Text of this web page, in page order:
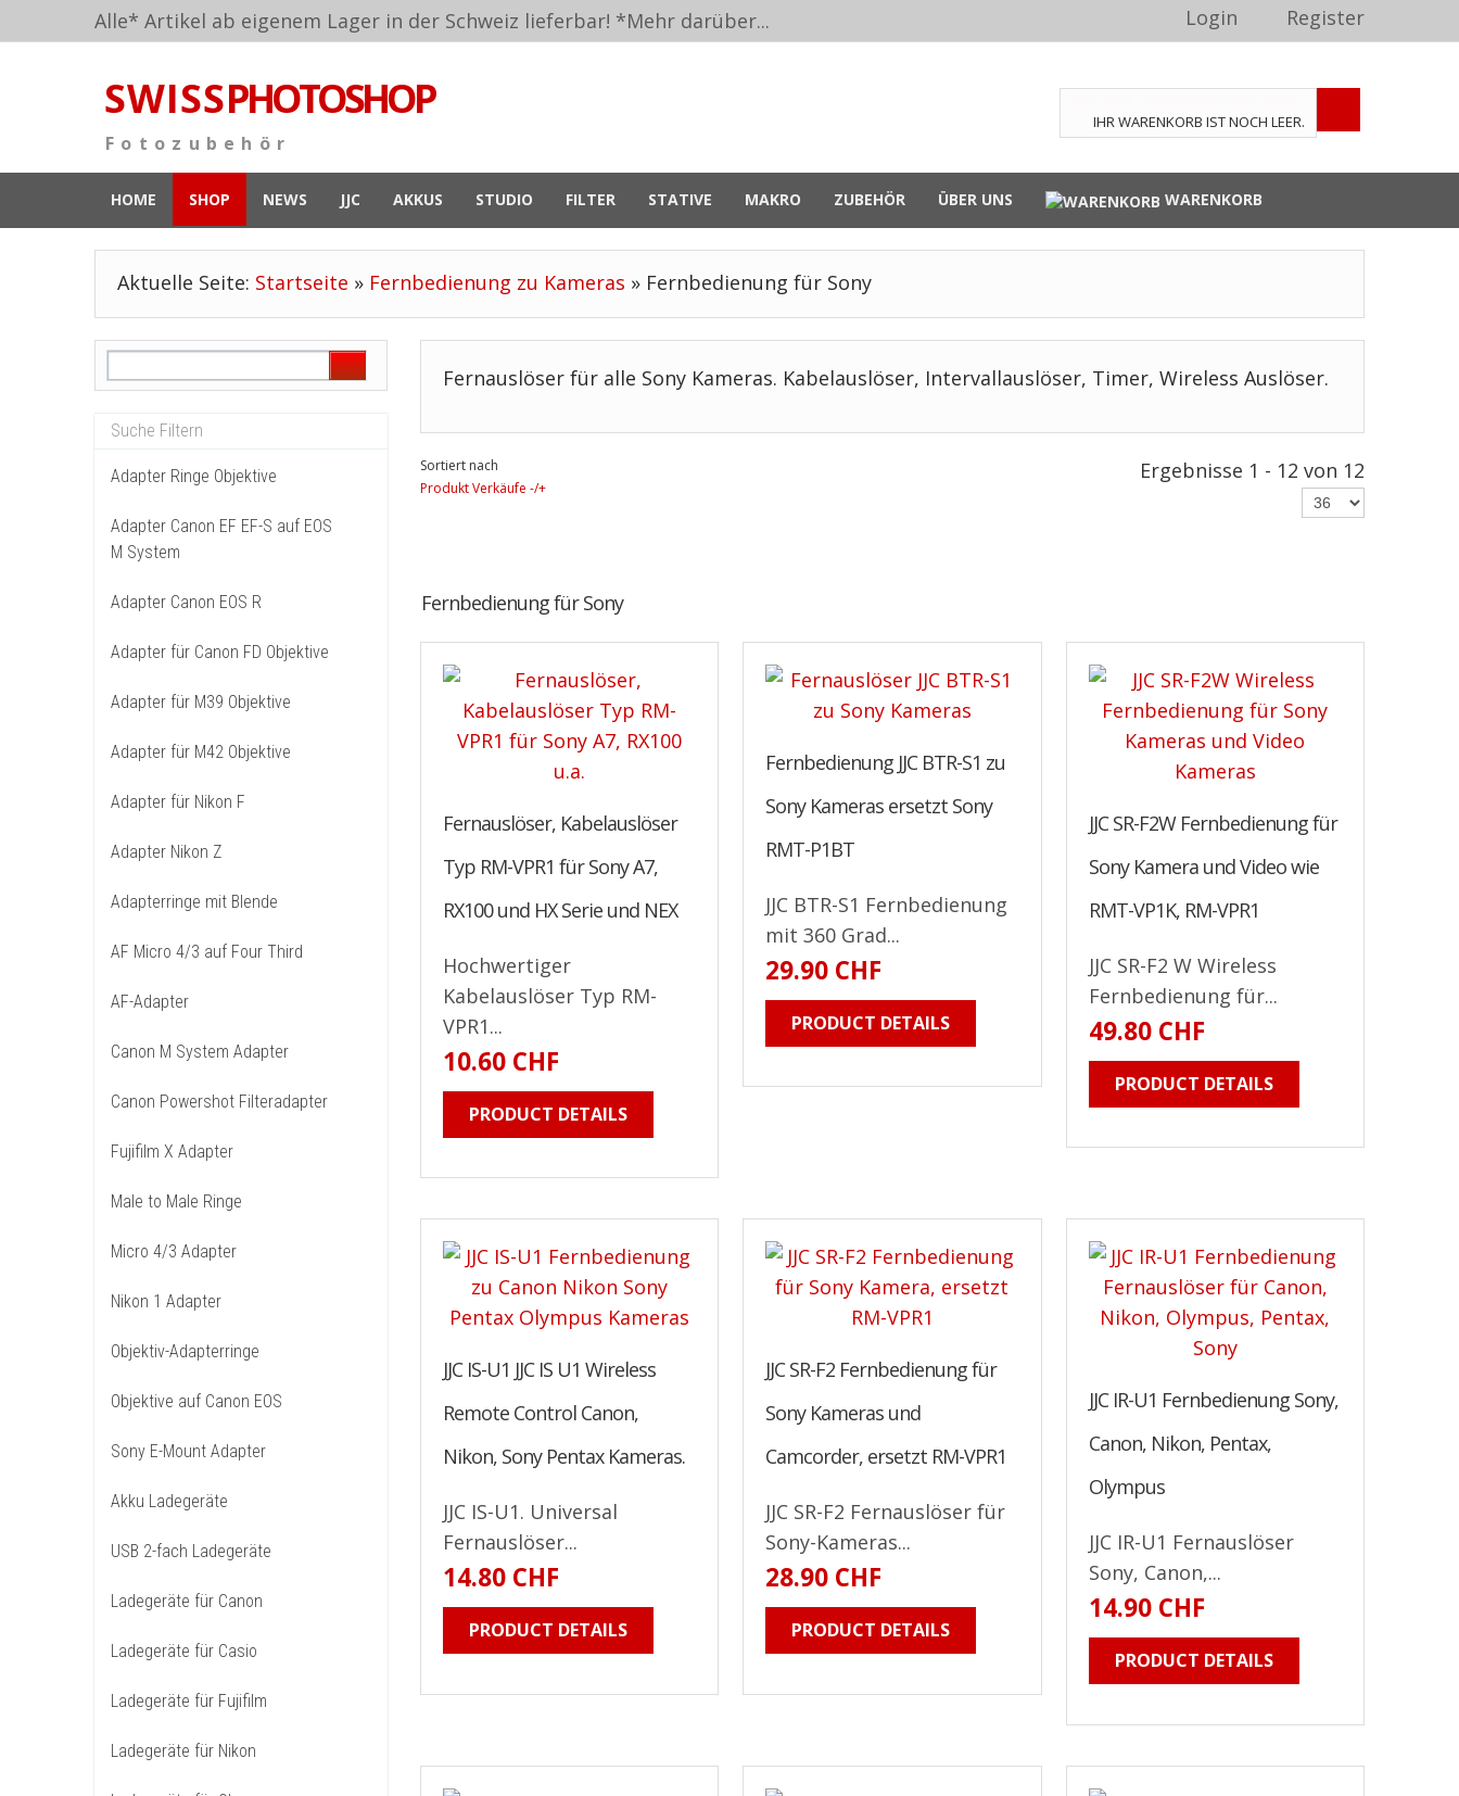
Alle* Artikel ab eigenem Lager in der Schweiz lieferbar! *Mehr darüber... Login Register
S W I S SPHOTOSHOP
F o t o z u b e h ö r
IHR WARENKORB IST NOCH LEER.
HOME SHOP NEWS JJC AKKUS STUDIO FILTER STATIVE MAKRO ZUBEHÖR ÜBER UNS WARENKORB
Aktuelle Seite: Startseite » Fernbedienung zu Kameras » Fernbedienung für Sony
Adapter Ringe Objektive
Adapter Canon EF EF-S auf EOS
M System
Adapter Canon EOS R
Adapter für Canon FD Objektive
Adapter für M39 Objektive
Adapter für M42 Objektive
Adapter für Nikon F
Adapter Nikon Z
Adapterringe mit Blende
AF Micro 4/3 auf Four Third
AF-Adapter
Canon M System Adapter
Canon Powershot Filteradapter
Fujifilm X Adapter
Male to Male Ringe
Micro 4/3 Adapter
Nikon 1 Adapter
Objektiv-Adapterringe
Objektive auf Canon EOS
Sony E-Mount Adapter
Akku Ladegeräte
USB 2-fach Ladegeräte
Ladegeräte für Canon
Ladegeräte für Casio
Ladegeräte für Fujifilm
Ladegeräte für Nikon
Fernauslöser für alle Sony Kameras. Kabelauslöser, Intervallauslöser, Timer, Wireless Auslöser.
Sortiert nach
Produkt Verkäufe -/+
Ergebnisse 1 - 12 von 12
Fernbedienung für Sony
Fernauslöser, Kabelauslöser
Typ RM-VPR1 für Sony A7,
RX100 und HX Serie und NEX
Hochwertiger
Kabelauslöser Typ RM-
VPR1...
10.60 CHF
PRODUCT DETAILS
Fernbedienung JJC BTR-S1 zu
Sony Kameras ersetzt Sony
RMT-P1BT
JJC BTR-S1 Fernbedienung
mit 360 Grad...
29.90 CHF
PRODUCT DETAILS
JJC SR-F2W Fernbedienung für
Sony Kamera und Video wie
RMT-VP1K, RM-VPR1
JJC SR-F2 W Wireless
Fernbedienung für...
49.80 CHF
PRODUCT DETAILS
JJC IS-U1 JJC IS U1 Wireless
Remote Control Canon,
Nikon, Sony Pentax Kameras.
JJC IS-U1. Universal
Fernauslöser...
14.80 CHF
PRODUCT DETAILS
JJC SR-F2 Fernbedienung für
Sony Kameras und
Camcorder, ersetzt RM-VPR1
JJC SR-F2 Fernauslöser für
Sony-Kameras...
28.90 CHF
PRODUCT DETAILS
JJC IR-U1 Fernbedienung Sony,
Canon, Nikon, Pentax,
Olympus
JJC IR-U1 Fernauslöser
Sony, Canon,...
14.90 CHF
PRODUCT DETAILS